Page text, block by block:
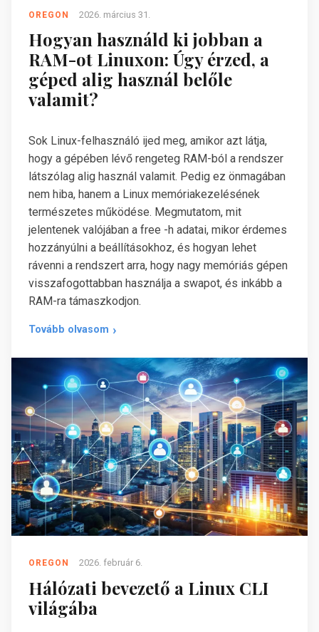
OREGON 2026. március 31.
Hogyan használd ki jobban a
RAM-ot Linuxon: Úgy érzed, a
géped alig használ belőle
valamit?
Sok Linux-felhasználó ijed meg, amikor azt látja,
hogy a gépében lévő rengeteg RAM-ból a rendszer
látszólag alig használ valamit. Pedig ez önmagában
nem hiba, hanem a Linux memóriakezelésének
természetes működése. Megmutatom, mit
jelentenek valójában a free -h adatai, mikor érdemes
hozzányúlni a beállításokhoz, és hogyan lehet
rávenni a rendszert arra, hogy nagy memóriás gépen
visszafogottabban használja a swapot, és inkább a
RAM-ra támaszkodjon.
Tovább olvasom
OREGON 2026. február 6.
Hálózati bevezető a Linux CLI
világába